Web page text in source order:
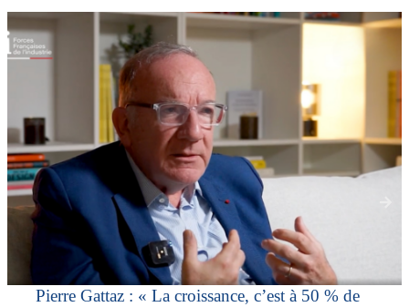
Pierre Gattaz : « La croissance, c’est à 50 % de